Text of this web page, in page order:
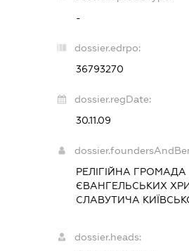
-
dossier.edrpo:
36793270
dossier.regDate:
30.11.09
РЕЛІГІЙНА ГРОМАДА
ЄВАНГЕЛЬСЬКИХ
СЛАВУТИЧА
dossier.heads: